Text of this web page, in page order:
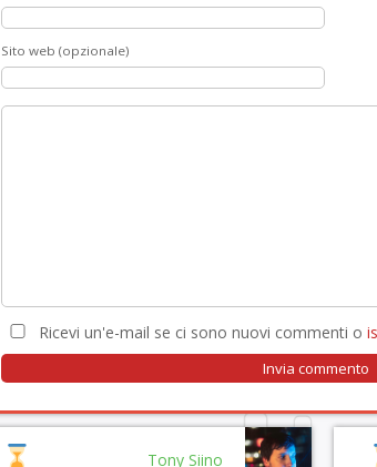
Sito web (opzionale)
Ricevi un'e-mail se ci sono nuovi commenti o
Tony Siino